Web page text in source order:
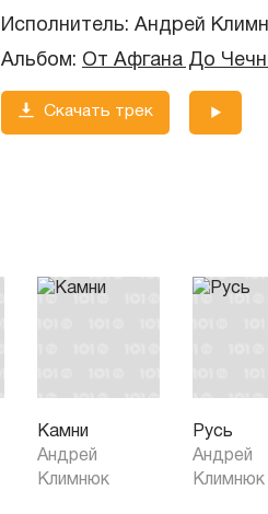
Исполнитель: Андрей
Альбом: От Афгана До
Скачать трек
Камни
Андрей
Климнюк
Русь
Андрей
Климнюк